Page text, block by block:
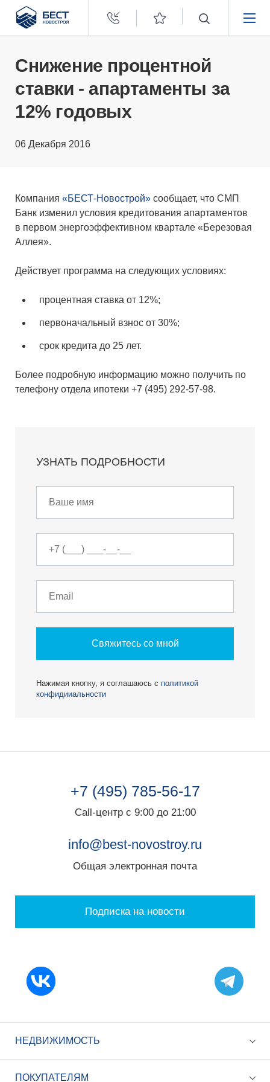
Бест
Новострой
ПОКУПАТЕЛЯМ
ЗАСТРОЙЩИКАМ
Снижение процентной
ставки - апартаменты за
12% годовых
06 Декабря 2016
Компания «БЕСТ-Новострой» сообщает, что СМП
Банк изменил условия кредитования апартаментов
в первом энергоэффективном квартале «Березовая
Аллея».
Действует программа на следующих условиях:
процентная ставка от 12%;
первоначальный взнос от 30%;
срок кредита до 25 лет.
Более подробную информацию можно получить по
телефону отдела ипотеки +7 (495) 292-57-98.
УЗНАТЬ ПОДРОБНОСТИ
Свяжитесь со мной
Нажимая кнопку, я соглашаюсь с политикой
конфидииальности
+7 (495) 785-56-17
Call-центр с 9:00 до 21:00
info@best-novostroy.ru
Общая электронная почта
Подписка на новости
НЕДВИЖИМОСТЬ
ПОКУПАТЕЛЯМ